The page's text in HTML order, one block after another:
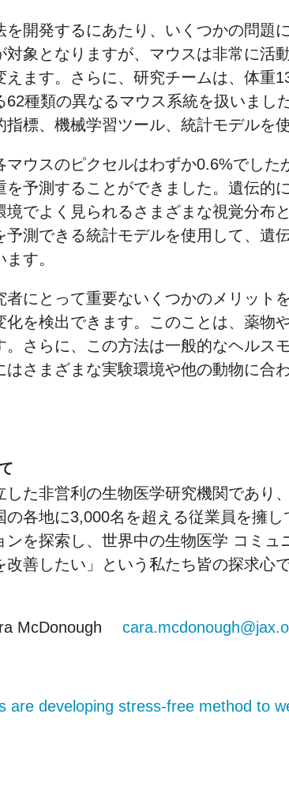
開発するにあたり、いくつかの問題
象となりますが、マウスは非常に活
えます。さらに、研究チームは、体重
62種類の異なるマウス系統を扱いまし
標、機械学習ツール、統計モデルを
マウスのピクセルはわずか0.6%でし
を予測することができました。遺伝的
境でよく見られるさまざまな視覚分布
測できる統計モデルを使用して、遺
す。
者にとって重要ないくつかのメリット
化を検出できます。このことは、薬物
。さらに、この方法は一般的なヘルス
さまざまな実験環境や他の動物に合
した非営利の生物医学研究機関であり
の各地に3,000名を超える従業員を擁
ンを探索し、世界中の生物医学 コミ
善したい」という私たち皆の探求心
McDonough
are developing stress-free method to